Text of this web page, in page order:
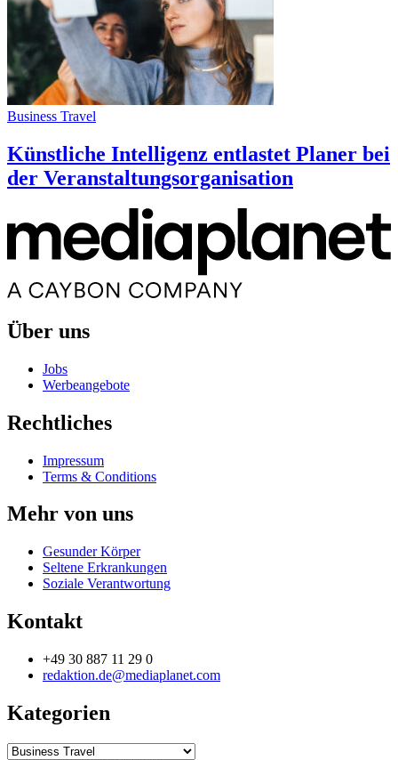
Business Travel
Künstliche Intelligenz entlastet Planer bei
der Veranstaltungsorganisation
Über uns
Jobs
Werbeangebote
Rechtliches
Impressum
Terms & Conditions
Mehr von uns
Gesunder Körper
Seltene Erkrankungen
Soziale Verantwortung
Kontakt
+49 30 887 11 29 0
redaktion.de@mediaplanet.com
Kategorien
Kategorien